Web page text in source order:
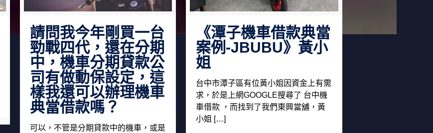
請問我今年剛買一台
勁戰四代，還在分期
中，機車分期貸款公
司有做動保設定，這
樣我還可以辦理機車
典當借款嗎？
可以，不管是分期貸款中的機車，或是
《潭子機車借款典當
案例-JBUBU》黃小
姐
台中市潭子區有位黃小姐因資金上有需
求，於是上網GOOGLE搜尋了 台中機
車借款 ，而找到了我們東興當舖，黃
小姐 […]